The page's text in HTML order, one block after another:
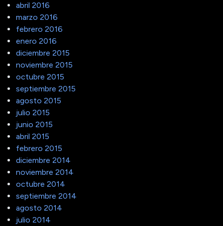
abril 2016
marzo 2016
febrero 2016
enero 2016
diciembre 2015
noviembre 2015
octubre 2015
septiembre 2015
agosto 2015
julio 2015
junio 2015
abril 2015
febrero 2015
diciembre 2014
noviembre 2014
octubre 2014
septiembre 2014
agosto 2014
julio 2014